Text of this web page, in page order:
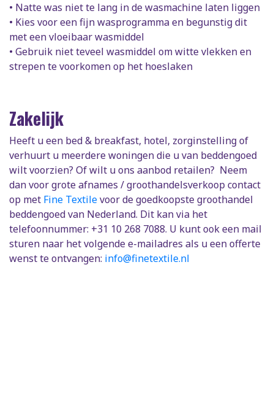
• Natte was niet te lang in de wasmachine laten liggen
• Kies voor een fijn wasprogramma en begunstig dit
met een vloeibaar wasmiddel
• Gebruik niet teveel wasmiddel om witte vlekken en
strepen te voorkomen op het hoeslaken
Zakelijk
Heeft u een bed & breakfast, hotel, zorginstelling of
verhuurt u meerdere woningen die u van beddengoed
wilt voorzien? Of wilt u ons aanbod retailen? Neem
dan voor grote afnames / groothandelsverkoop contact
op met Fine Textilevoor de goedkoopste groothandel
beddengoed van Nederland. Dit kan via het
telefoonnummer: +31 10 268 7088. U kunt ook een mail
sturen naar het volgende e-mailadres als u een offerte
wenst te ontvangen: info@finetextile.nl